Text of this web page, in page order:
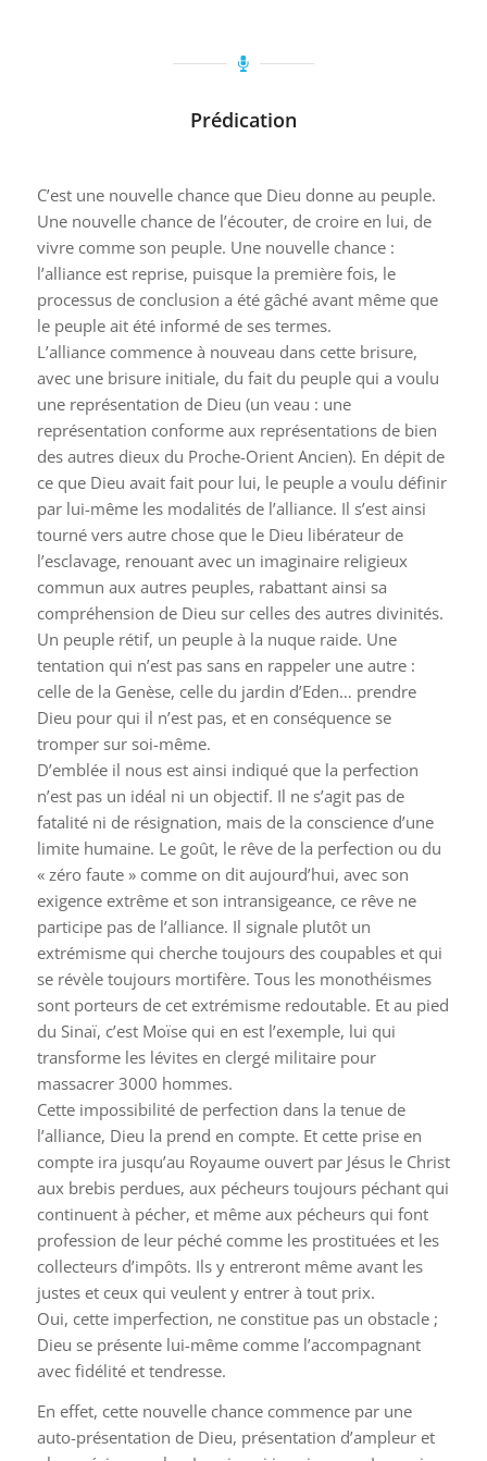
Prédication
C’est une nouvelle chance que Dieu donne au peuple.
Une nouvelle chance de l’écouter, de croire en lui, de
vivre comme son peuple. Une nouvelle chance :
l’alliance est reprise, puisque la première fois, le
processus de conclusion a été gâché avant même que
le peuple ait été informé de ses termes.
L’alliance commence à nouveau dans cette brisure,
avec une brisure initiale, du fait du peuple qui a voulu
une représentation de Dieu (un veau : une
représentation conforme aux représentations de bien
des autres dieux du Proche-Orient Ancien). En dépit de
ce que Dieu avait fait pour lui, le peuple a voulu définir
par lui-même les modalités de l’alliance. Il s’est ainsi
tourné vers autre chose que le Dieu libérateur de
l’esclavage, renouant avec un imaginaire religieux
commun aux autres peuples, rabattant ainsi sa
compréhension de Dieu sur celles des autres divinités.
Un peuple rétif, un peuple à la nuque raide. Une
tentation qui n’est pas sans en rappeler une autre :
celle de la Genèse, celle du jardin d’Eden… prendre
Dieu pour qui il n’est pas, et en conséquence se
tromper sur soi-même.
D’emblée il nous est ainsi indiqué que la perfection
n’est pas un idéal ni un objectif. Il ne s’agit pas de
fatalité ni de résignation, mais de la conscience d’une
limite humaine. Le goût, le rêve de la perfection ou du
« zéro faute » comme on dit aujourd’hui, avec son
exigence extrême et son intransigeance, ce rêve ne
participe pas de l’alliance. Il signale plutôt un
extrémisme qui cherche toujours des coupables et qui
se révèle toujours mortifère. Tous les monothéismes
sont porteurs de cet extrémisme redoutable. Et au pied
du Sinaï, c’est Moïse qui en est l’exemple, lui qui
transforme les lévites en clergé militaire pour
massacrer 3000 hommes.
Cette impossibilité de perfection dans la tenue de
l’alliance, Dieu la prend en compte. Et cette prise en
compte ira jusqu’au Royaume ouvert par Jésus le Christ
aux brebis perdues, aux pécheurs toujours péchant qui
continuent à pécher, et même aux pécheurs qui font
profession de leur péché comme les prostituées et les
collecteurs d’impôts. Ils y entreront même avant les
justes et ceux qui veulent y entrer à tout prix.
Oui, cette imperfection, ne constitue pas un obstacle ;
Dieu se présente lui-même comme l’accompagnant
avec fidélité et tendresse.
En effet, cette nouvelle chance commence par une
auto-présentation de Dieu, présentation d’ampleur et